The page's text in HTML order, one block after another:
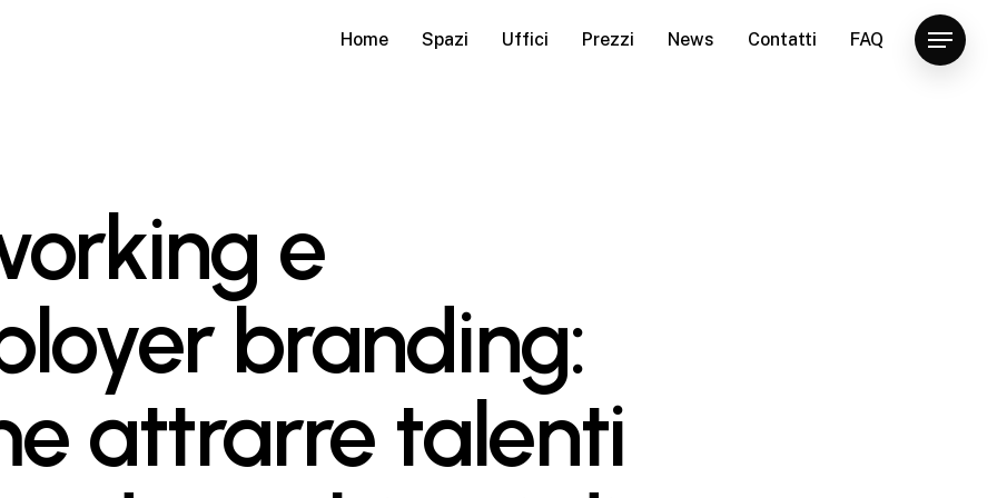
Home Spazi Uffici Prezzi News Contatti FAQ Menu
e
branding:
attrarre talenti